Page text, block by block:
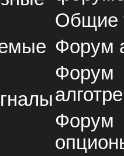
Общие
Форум
Форум
Форум